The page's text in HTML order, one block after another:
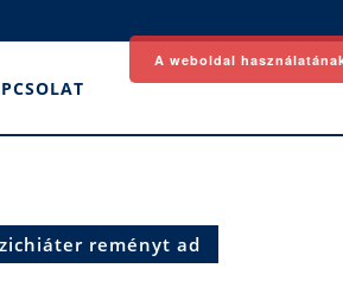
reményt ad
A weboldal